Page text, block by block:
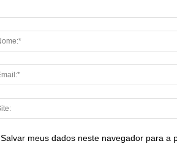
Salvar meus dados neste navegador para a